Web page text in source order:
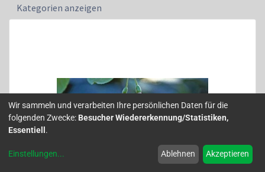
Kategorien anzeigen
Wir sammeln und verarbeiten Ihre persönlichen Daten für die
folgenden Zwecke: Besucher Wiedererkennung/Statistiken,
Essentiell .
Einstellungen... Ablehnen Akzeptieren